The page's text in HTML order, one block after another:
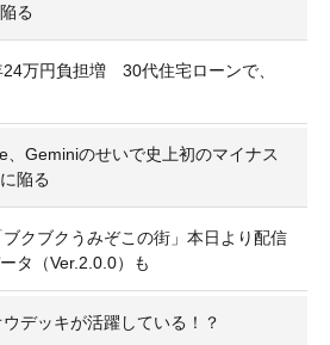
る
24万円負担増 30代住宅ローンで、
、Geminiのせいで史上初のマイナス
陥る
クブクうみぞこの街」本日より配信
タ（Ver.2.0.0）も
ウデッキが活躍している！？